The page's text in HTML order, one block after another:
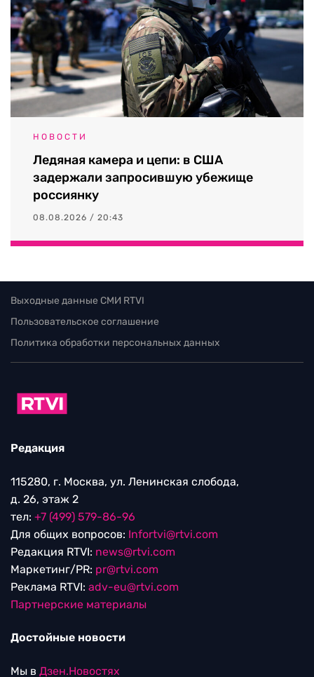
НОВОСТИ
Ледяная камера и цепи: в США
задержали запросившую убежище
россиянку
08.08.2026 / 20:43
Выходные данные СМИ RTVI
Пользовательское соглашение
Политика обработки персональных данных
Редакция
115280, г. Москва, ул. Ленинская слобода,
д. 26, этаж 2
тел: +7 (499) 579-86-96
Для общих вопросов: Infortvi@rtvi.com
Редакция RTVI: news@rtvi.com
Маркетинг/PR: pr@rtvi.com
Реклама RTVI: adv-eu@rtvi.com
Партнерские материалы
Достойные новости
Мы в Дзен.Новостях